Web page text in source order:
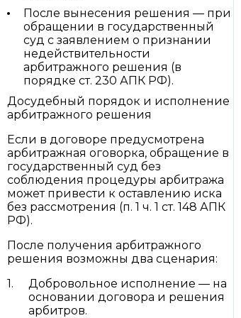
После вынесения решения — при
обращении в государственный
суд с заявлением о признании
недействительности
арбитражного решения (в
порядке ст. 230 АПК РФ).
Досудебный порядок и исполнение
арбитражного решения
Если в договоре предусмотрена
арбитражная оговорка, обращение в
государственный суд без
соблюдения процедуры арбитража
может привести к оставлению иска
без рассмотрения (п. 1 ч. 1 ст. 148 АПК
РФ).
После получения арбитражного
решения возможны два сценария:
Добровольное исполнение — на
основании договора и решения
арбитров.